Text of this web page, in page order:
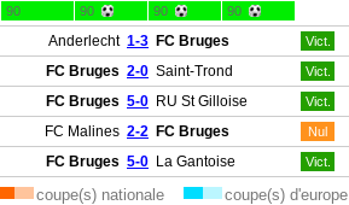
90 90 90 90
Anderlecht 1-3 FC Bruges Vict.
FC Bruges 2-0 Saint-Trond Vict.
FC Bruges 5-0 RU St Gilloise Vict.
FC Malines 2-2 FC Bruges Nul
FC Bruges 5-0 La Gantoise Vict.
coupe(s) nationale coupe(s) d'europe